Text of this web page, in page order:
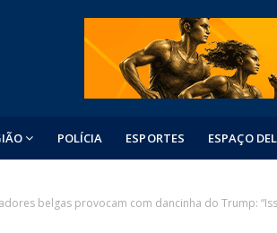
POLÍCIA ESPORTES ESPAÇO
belgas provocam com dancinha do Trump: